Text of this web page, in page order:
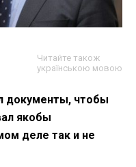
Читайте також
українською мовою
документы, чтобы
якобы
деле так и не